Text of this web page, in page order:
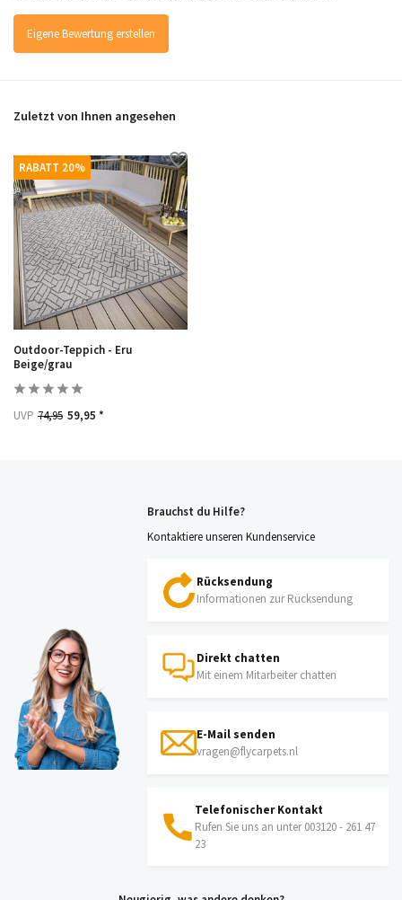
Eigene Bewertung erstellen
Zuletzt von Ihnen angesehen
RABATT 20%
Outdoor-Teppich - Eru
Beige/grau
UVP 74,95 59,95 *
Brauchst du Hilfe?
Kontaktiere unseren Kundenservice
Rücksendung
Informationen zur Rücksendung
Direkt chatten
Mit einem Mitarbeiter chatten
E-Mail senden
vragen@flycarpets.nl
Telefonischer Kontakt
Rufen Sie uns an unter 003120 - 261 47
23